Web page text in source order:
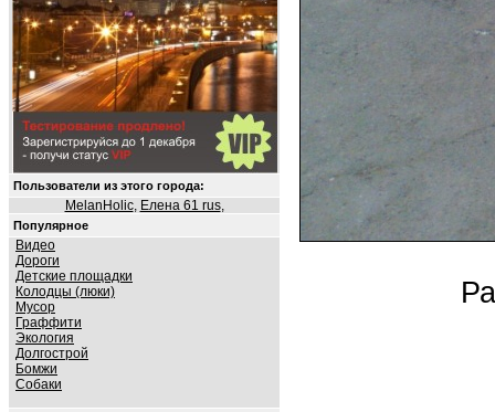
Пользователи из этого города:
MelanHolic, Елена 61 rus,
Популярное
Видео
Дороги
Детские площадки
Колодцы (люки)
Мусор
Граффити
Экология
Долгострой
Бомжи
Собаки